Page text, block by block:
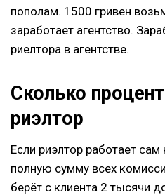
пополам. 1500 гривен
заработает агентство.
риелтора в агентстве.
Сколько
риэлтор
Если риэлтор работает сам
полную сумму всех
берёт с клиента 2 тысячи